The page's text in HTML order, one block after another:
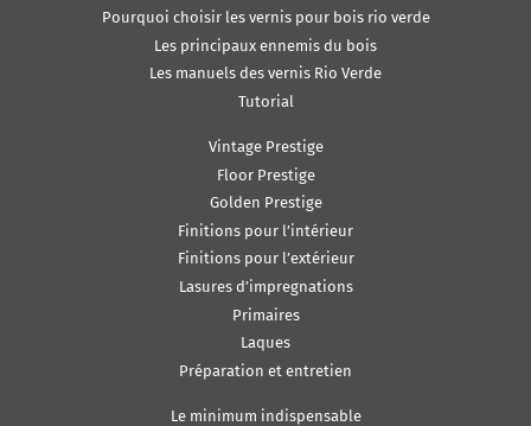
Pourquoi choisir les vernis pour bois rio verde
Les principaux ennemis du bois
Les manuels des vernis Rio Verde
Tutorial
Vintage Prestige
Floor Prestige
Golden Prestige
Finitions pour l’intérieur
Finitions pour l’extérieur
Lasures d’impregnations
Primaires
Laques
Préparation et entretien
Le minimum indispensable